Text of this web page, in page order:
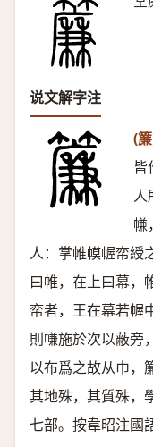
说文解字注
(
皆
人
㡘
人：掌帷幙幄帟綬
曰帷，在上曰幕，
帟者，王在幕若幄
則㡘施於次以蔽旁
以布爲之故从巾，
其地殊，其質殊，
七部。按韋昭注國